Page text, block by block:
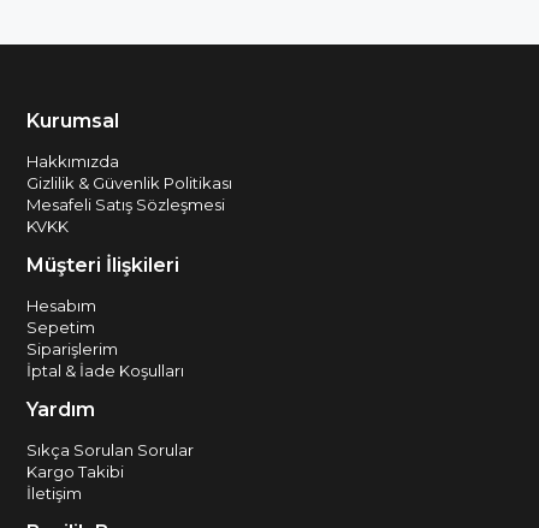
Kurumsal
Hakkımızda
Gizlilik & Güvenlik Politikası
Mesafeli Satış Sözleşmesi
KVKK
Müşteri İlişkileri
Hesabım
Sepetim
Siparişlerim
İptal & İade Koşulları
Yardım
Sıkça Sorulan Sorular
Kargo Takibi
İletişim